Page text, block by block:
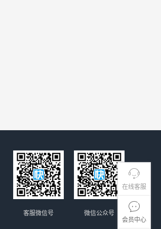
在线客服
会员中心
微信公众号
客服微信号